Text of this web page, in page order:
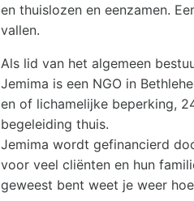
en thuislozen en eenzamen.
vallen.
Als lid van het algemeen
Jemima is een NGO in
en of lichamelijke beperking,
begeleiding thuis.
Jemima wordt gefinancierd
voor veel cliënten en hun
geweest bent weet je weer